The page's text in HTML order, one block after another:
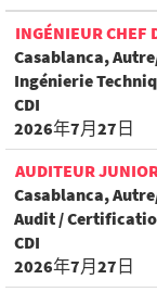
INGÉNIEUR CHEF
Casablanca,
Ingénierie
CDI
2026年7月27日
AUDITEUR
Casablanca,
Audit /
CDI
2026年7月27日